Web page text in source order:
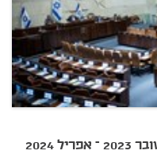
2024